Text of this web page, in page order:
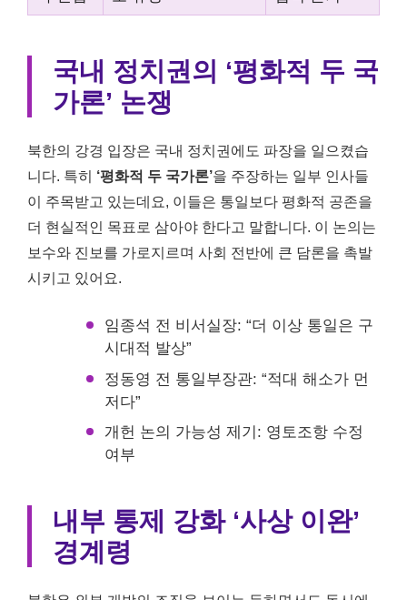
국내 정치권의 ‘평화적 두 국
가론’ 논쟁
북한의 강경 입장은 국내 정치권에도 파장을 일으켰습
니다. 특히 ‘평화적 두 국가론’을 주장하는 일부 인사들
이 주목받고 있는데요, 이들은 통일보다 평화적 공존을
더 현실적인 목표로 삼아야 한다고 말합니다. 이 논의는
보수와 진보를 가로지르며 사회 전반에 큰 담론을 촉발
시키고 있어요.
임종석 전 비서실장: “더 이상 통일은 구
시대적 발상”
정동영 전 통일부장관: “적대 해소가 먼
저다”
개헌 논의 가능성 제기: 영토조항 수정
여부
내부 통제 강화 ‘사상 이완’
경계령